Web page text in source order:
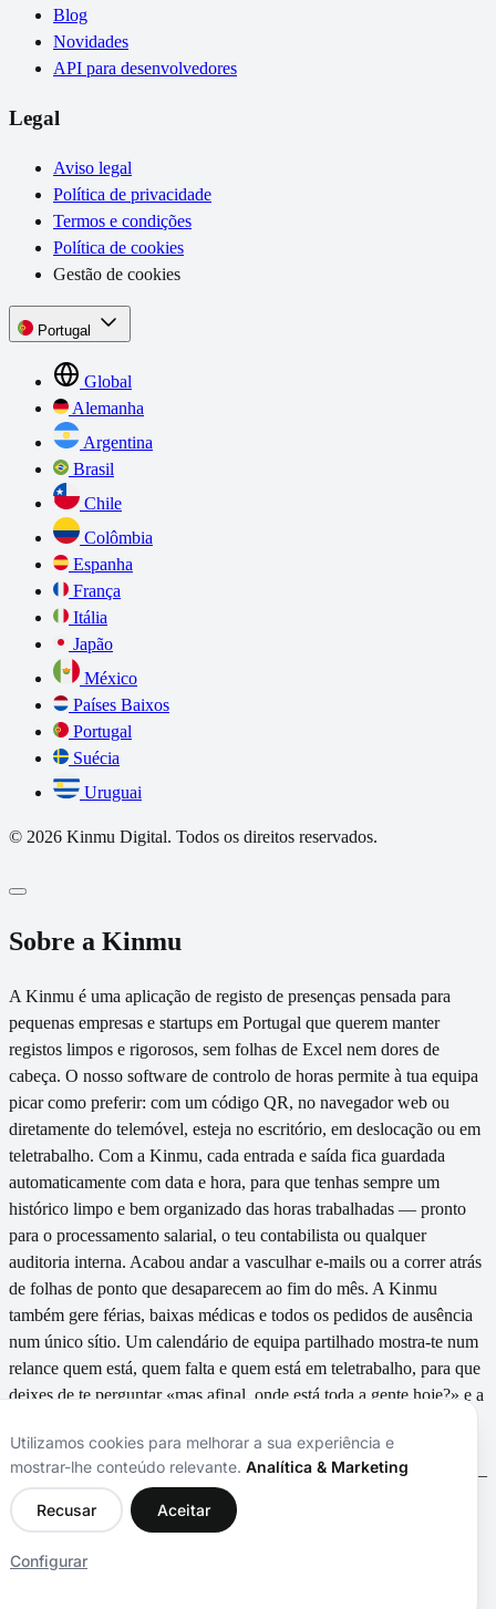
Utilizamos cookies para melhorar a sua experiência e
mostrar-lhe conteúdo relevante. Analítica & Marketing
Configurar
Recusar Aceitar
Blog
Novidades
API para desenvolvedores
Legal
Aviso legal
Política de privacidade
Termos e condições
Política de cookies
Gestão de cookies
Portugal
Global
Alemanha
Argentina
Brasil
Chile
Colômbia
Espanha
França
Itália
Japão
México
Países Baixos
Portugal
Suécia
Uruguai
© 2026 Kinmu Digital. Todos os direitos reservados.
Sobre a Kinmu
A Kinmu é uma aplicação de registo de presenças pensada para
pequenas empresas e startups em Portugal que querem manter
registos limpos e rigorosos, sem folhas de Excel nem dores de
cabeça. O nosso software de controlo de horas permite à tua equipa
picar como preferir: com um código QR, no navegador web ou
diretamente do telemóvel, esteja no escritório, em deslocação ou em
teletrabalho. Com a Kinmu, cada entrada e saída fica guardada
automaticamente com data e hora, para que tenhas sempre um
histórico limpo e bem organizado das horas trabalhadas — pronto
para o processamento salarial, o teu contabilista ou qualquer
auditoria interna. Acabou andar a vasculhar e-mails ou a correr atrás
de folhas de ponto que desaparecem ao fim do mês. A Kinmu
também gere férias, baixas médicas e todos os pedidos de ausência
num único sítio. Um calendário de equipa partilhado mostra-te num
relance quem está, quem falta e quem está em teletrabalho, para que
deixes de te perguntar «mas afinal, onde está toda a gente hoje?» e a
nosso assistente de IAresponde às dúvidas mais frequentes da tua
equipa — saldo de férias, próximos feriados, picagens esquecidas —
sem que ninguém tenha de incomodar os Recursos Humanos ou
esperar pela resposta de um responsável.Tudo isto por apenas 3 €
por utilizador ativo por mês, sem fidelizações, sem número mínimo